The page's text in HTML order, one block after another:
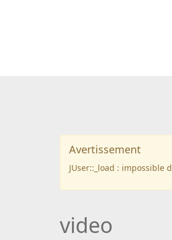
Avertissement
JUser::_load :
video